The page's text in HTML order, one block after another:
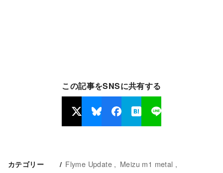
この記事をSNSに共有する
カテゴリー Flyme Update
Meizu m1 metal